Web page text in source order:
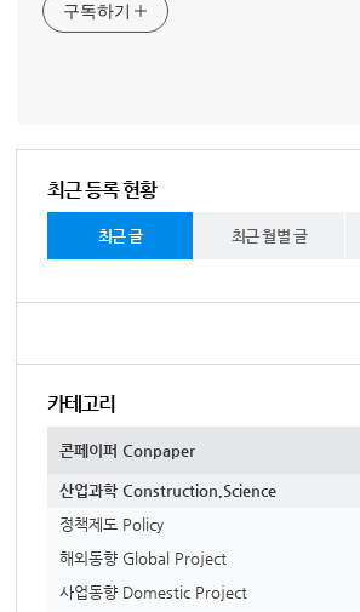
구독하기
최근 등록 현황
최근 글 최근 월별 글
카테고리
콘페이퍼 Conpaper
산업과학 Construction,Science
정책제도 Policy
해외동향 Global Project
사업동향 Domestic Project